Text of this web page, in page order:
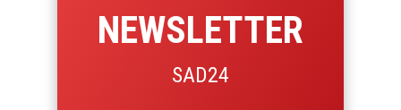
NEWSLETTER
SAD24